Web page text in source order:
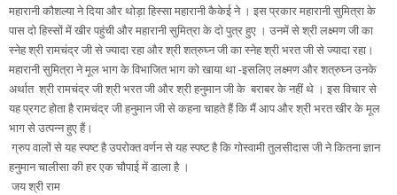
महारानी कौशल्या ने दिया और थोड़ा हिस्सा महारानी कैकेई ने । इस प्रकार महारानी सुमित्रा के
पास दो हिस्सों में खीर पहुंची और महारानी सुमित्रा के दो पुत्र हुए । उनमें से श्री लक्ष्मण जी का
स्नेह श्री रामचंद्र जी से ज्यादा रहा और श्री शत्रुघ्न जी का स्नेह श्री भरत जी से ज्यादा रहा।
महारानी सुमित्रा ने मूल भाग के विभाजित भाग को खाया था -इसलिए लक्ष्मण और शत्रुघ्न उनके
अर्थात श्री रामचंद्र जी श्री भरत जी और श्री हनुमान जी के बराबर के नहीं थे । इस विचार से
यह प्रगट होता है रामचंद्र जी हनुमान जी से कहना चाहते हैं कि मैं आप और श्री भरत खीर के मूल
भाग से उत्पन्न हुए हैं।
ग्रुप वालों से यह स्पष्ट है उपरोक्त वर्णन से यह स्पष्ट है कि गोस्वामी तुलसीदास जी ने कितना ज्ञान
हनुमान चालीसा की हर एक चौपाई में डाला है ।
जय श्री राम